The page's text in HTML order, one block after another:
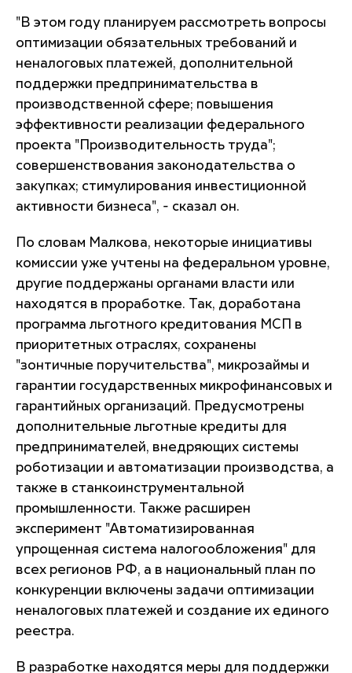
"В этом году планируем рассмотреть вопросы
оптимизации обязательных требований и
неналоговых платежей, дополнительной
поддержки предпринимательства в
производственной сфере; повышения
эффективности реализации федерального
проекта "Производительность труда";
совершенствования законодательства о
закупках; стимулирования инвестиционной
активности бизнеса", - сказал он.
По словам Малкова, некоторые инициативы
комиссии уже учтены на федеральном уровне,
другие поддержаны органами власти или
находятся в проработке. Так, доработана
программа льготного кредитования МСП в
приоритетных отраслях, сохранены
"зонтичные поручительства", микрозаймы и
гарантии государственных микрофинансовых и
гарантийных организаций. Предусмотрены
дополнительные льготные кредиты для
предпринимателей, внедряющих системы
роботизации и автоматизации производства, а
также в станкоинструментальной
промышленности. Также расширен
эксперимент "Автоматизированная
упрощенная система налогообложения" для
всех регионов РФ, а в национальный план по
конкуренции включены задачи оптимизации
неналоговых платежей и создание их единого
реестра.
В разработке находятся меры для поддержки